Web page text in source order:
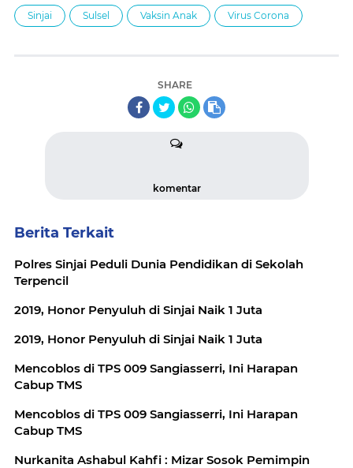
Sinjai Sulsel Vaksin Anak Virus Corona
SHARE
komentar
Berita Terkait
Polres Sinjai Peduli Dunia Pendidikan di Sekolah
Terpencil
2019, Honor Penyuluh di Sinjai Naik 1 Juta
2019, Honor Penyuluh di Sinjai Naik 1 Juta
Mencoblos di TPS 009 Sangiasserri, Ini Harapan
Cabup TMS
Mencoblos di TPS 009 Sangiasserri, Ini Harapan
Cabup TMS
Nurkanita Ashabul Kahfi : Mizar Sosok Pemimpin